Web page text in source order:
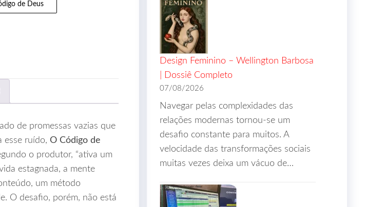
de Deus
de promessas vazias que
esse ruído, O Código de
o produtor, “ativa um
estagnada, a mente
um método
O desafio, porém, não está
Design Feminino – Wellington Barbosa
| Dossiê Completo
07/08/2026
Navegar pelas complexidades das
relações modernas tornou-se um
desafio constante para muitos. A
velocidade das transformações sociais
muitas vezes deixa um vácuo de…